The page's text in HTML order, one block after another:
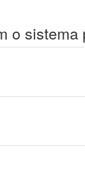
o sistema